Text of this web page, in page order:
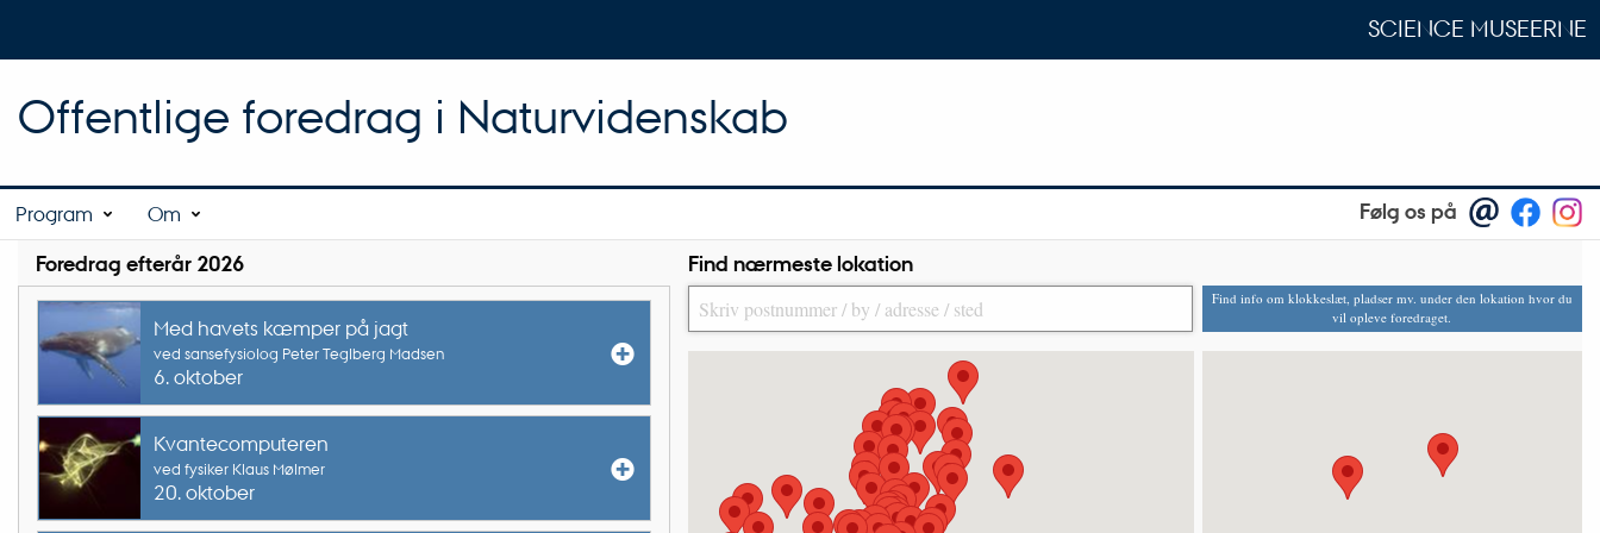
SCIENCE MUSEERNE
Offentlige foredrag i Naturvidenskab
Program Om
Følg os på
Foredrag efterår 2026
Med havets kæmper på jagt
ved sansefysiolog Peter Teglberg Madsen
6. oktober
Kvantecomputeren
ved fysiker Klaus Mølmer
20. oktober
Find nærmeste lokation
Find info om klokkeslæt, pladser mv. under den lokation hvor du
vil opleve foredraget.